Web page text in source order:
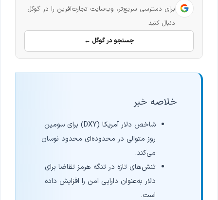
برای دسترسی سریع‌تر، وب‌سایت تجارت‌آفرین را در گوگل
دنبال کنید
جستجو در گوگل ←
خلاصه خبر
شاخص دلار آمریکا (DXY) برای سومین
روز متوالی در محدوده‌ای محدود نوسان
می‌کند.
تنش‌های تازه در تنگه هرمز تقاضا برای
دلار به‌عنوان دارایی امن را افزایش داده
است.